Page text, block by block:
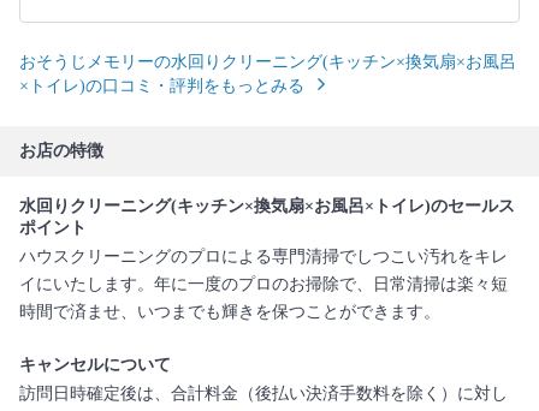
おそうじメモリーの水回りクリーニング(キッチン×換気扇×お風呂
×トイレ)の口コミ・評判をもっとみる
お店の特徴
水回りクリーニング(キッチン×換気扇×お風呂×トイレ)のセールス
ポイント
ハウスクリーニングのプロによる専門清掃でしつこい汚れをキレ
イにいたします。年に一度のプロのお掃除で、日常清掃は楽々短
時間で済ませ、いつまでも輝きを保つことができます。
キャンセルについて
訪問日時確定後は、合計料金（後払い決済手数料を除く）に対し